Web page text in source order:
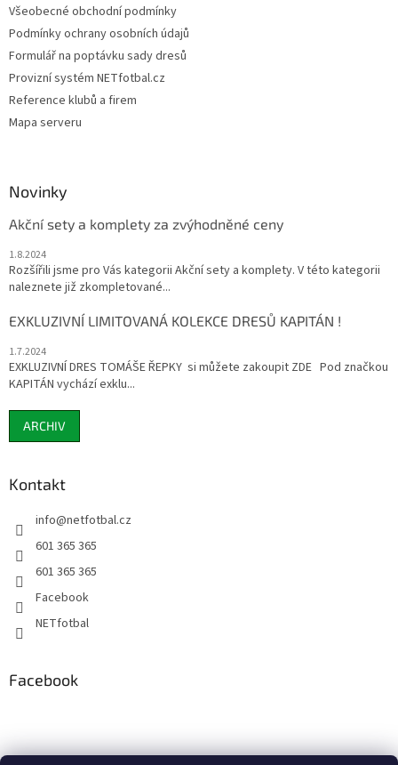
Všeobecné obchodní podmínky
Podmínky ochrany osobních údajů
Formulář na poptávku sady dresů
Provizní systém NETfotbal.cz
Reference klubů a firem
Mapa serveru
Novinky
Akční sety a komplety za zvýhodněné ceny
1.8.2024
Rozšířili jsme pro Vás kategorii Akční sety a komplety. V této kategorii
naleznete již zkompletované...
EXKLUZIVNÍ LIMITOVANÁ KOLEKCE DRESŮ KAPITÁN !
1.7.2024
EXKLUZIVNÍ DRES TOMÁŠE ŘEPKY si můžete zakoupit ZDE Pod značkou
KAPITÁN vychází exklu...
ARCHIV
Kontakt
info@netfotbal.cz
601 365 365
601 365 365
Facebook
NETfotbal
Facebook